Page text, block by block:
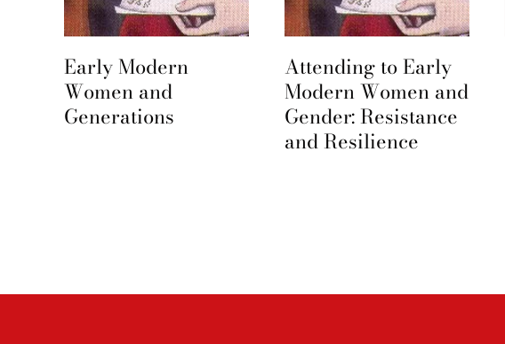
Early Modern
Women and
Generations
Attending to Early
Modern Women and
Gender: Resistance
and Resilience